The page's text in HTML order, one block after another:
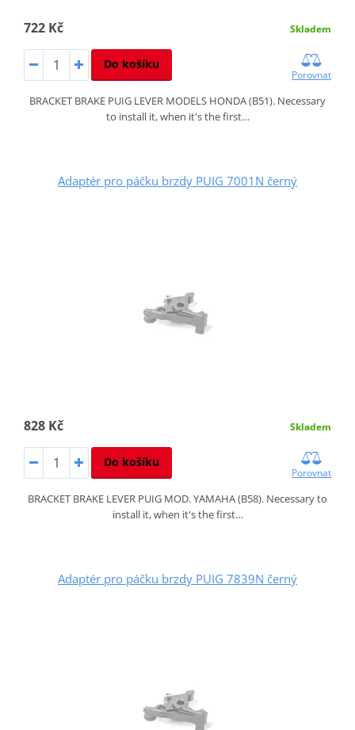
722 Kč Skladem
Do košíku
Porovnat
BRACKET BRAKE PUIG LEVER MODELS HONDA (B51). Necessary
to install it, when it's the first…
Adaptér pro páčku brzdy PUIG 7001N černý
828 Kč Skladem
Do košíku
Porovnat
BRACKET BRAKE LEVER PUIG MOD. YAMAHA (B58). Necessary to
install it, when it's the first…
Adaptér pro páčku brzdy PUIG 7839N černý